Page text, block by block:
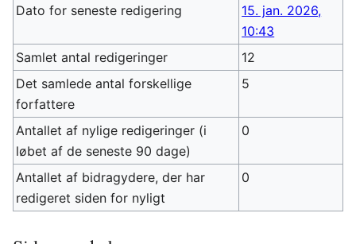
Dato for seneste redigering
15. jan. 2026,
10:43
Samlet antal redigeringer
12
Det samlede antal forskellige
forfattere
5
Antallet af nylige redigeringer (i
løbet af de seneste 90 dage)
0
Antallet af bidragydere, der har
redigeret siden for nyligt
0